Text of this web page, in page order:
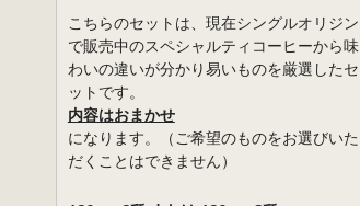
こちらのセットは、現在シングルオリジン
で販売中のスペシャルティコーヒーから味
わいの違いが分かり易いものを厳選したセ
ットです。
内容はおまかせ
になります。
（ご希望のものをお選びいた
だくことはできません）